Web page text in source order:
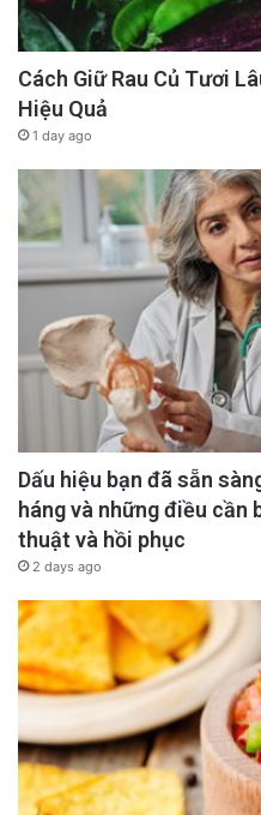
Cách Giữ Rau Củ Tươi
Hiệu Quả
1 day ago
Dấu hiệu bạn đã sẵn
háng và những điều cần
thuật và hồi phục
2 days ago